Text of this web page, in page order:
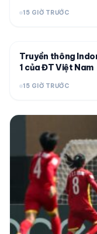
15 GIỜ TRƯỚC
Truyền thông
1 của ĐT Việt Nam
15 GIỜ TRƯỚC